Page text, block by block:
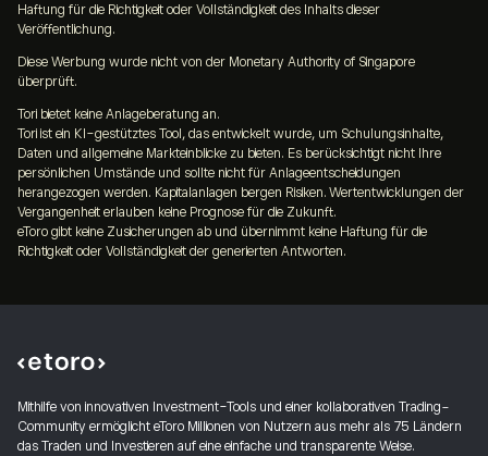
Haftung für die Richtigkeit oder Vollständigkeit des Inhalts dieser
Veröffentlichung.
Diese Werbung wurde nicht von der Monetary Authority of Singapore
überprüft.
Tori bietet keine Anlageberatung an.
Tori ist ein KI-gestütztes Tool, das entwickelt wurde, um Schulungsinhalte,
Daten und allgemeine Markteinblicke zu bieten. Es berücksichtigt nicht Ihre
persönlichen Umstände und sollte nicht für Anlageentscheidungen
herangezogen werden. Kapitalanlagen bergen Risiken. Wertentwicklungen der
Vergangenheit erlauben keine Prognose für die Zukunft.
eToro gibt keine Zusicherungen ab und übernimmt keine Haftung für die
Richtigkeit oder Vollständigkeit der generierten Antworten.
Mithilfe von innovativen Investment-Tools und einer kollaborativen Trading-
Community ermöglicht eToro Millionen von Nutzern aus mehr als 75 Ländern
das Traden und Investieren auf eine einfache und transparente Weise.